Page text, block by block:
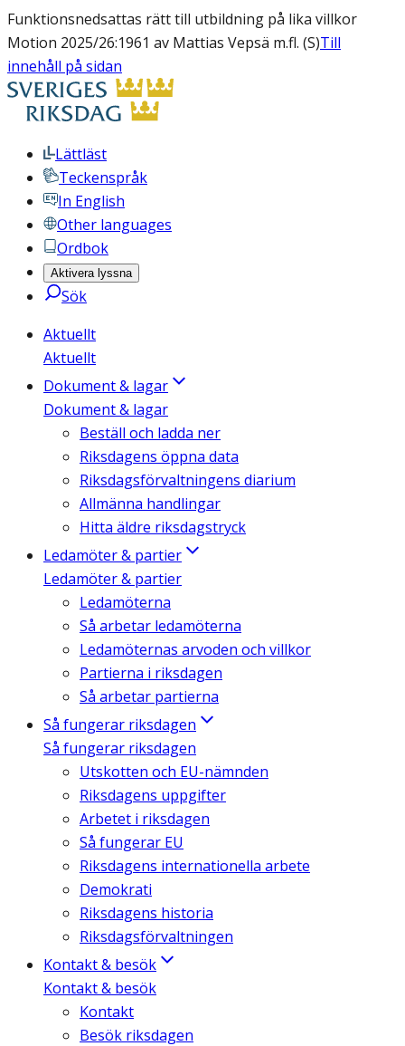
Funktionsnedsattas rätt till utbildning på lika villkor
Motion 2025/26:1961 av Mattias Vepsä m.fl. (S)Till
innehåll på sidan
Lättläst
Teckenspråk
In English
Other languages
Ordbok
Aktivera lyssna
Sök
Aktuellt
Aktuellt
Dokument & lagar
Dokument & lagar
Beställ och ladda ner
Riksdagens öppna data
Riksdagsförvaltningens diarium
Allmänna handlingar
Hitta äldre riksdagstryck
Ledamöter & partier
Ledamöter & partier
Ledamöterna
Så arbetar ledamöterna
Ledamöternas arvoden och villkor
Partierna i riksdagen
Så arbetar partierna
Så fungerar riksdagen
Så fungerar riksdagen
Utskotten och EU-nämnden
Riksdagens uppgifter
Arbetet i riksdagen
Så fungerar EU
Riksdagens internationella arbete
Demokrati
Riksdagens historia
Riksdagsförvaltningen
Kontakt & besök
Kontakt & besök
Kontakt
Besök riksdagen